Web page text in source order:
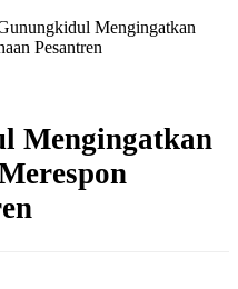
Mengingatkan
Pesantren
Mengingatkan